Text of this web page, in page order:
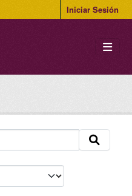
Iniciar Sesión